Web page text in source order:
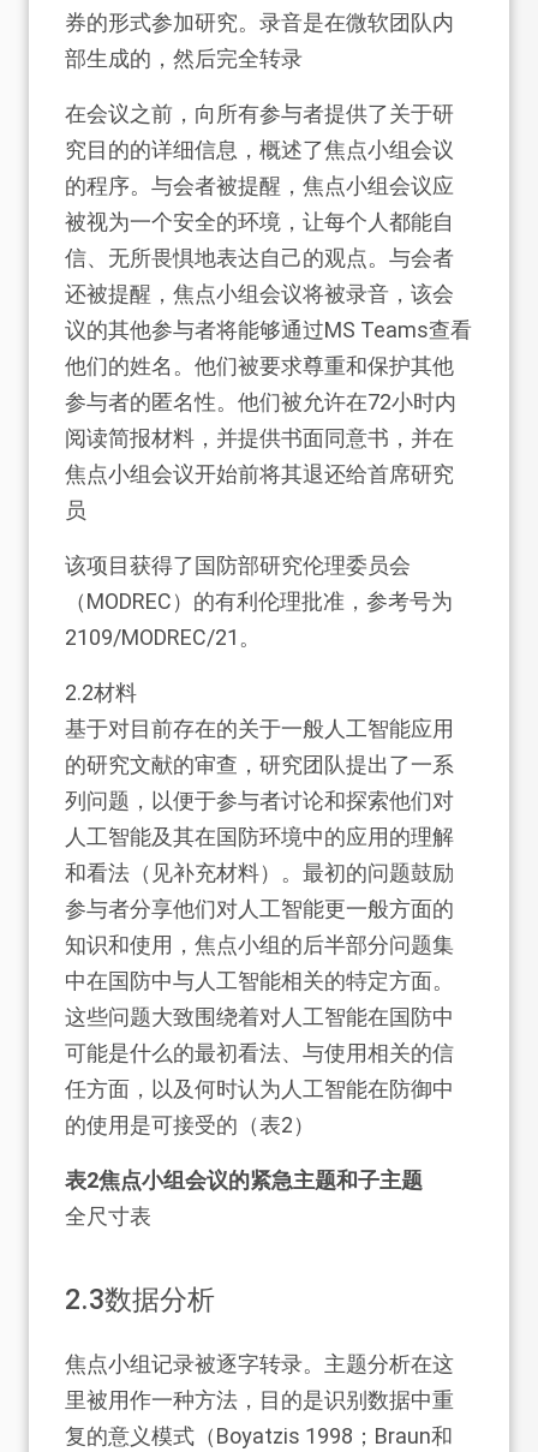
券的形式参加研究。录音是在微软团队内
部生成的，然后完全转录
在会议之前，向所有参与者提供了关于研
究目的的详细信息，概述了焦点小组会议
的程序。与会者被提醒，焦点小组会议应
被视为一个安全的环境，让每个人都能自
信、无所畏惧地表达自己的观点。与会者
还被提醒，焦点小组会议将被录音，该会
议的其他参与者将能够通过MS Teams查看
他们的姓名。他们被要求尊重和保护其他
参与者的匿名性。他们被允许在72小时内
阅读简报材料，并提供书面同意书，并在
焦点小组会议开始前将其退还给首席研究
员
该项目获得了国防部研究伦理委员会
（MODREC）的有利伦理批准，参考号为
2109/MODREC/21。
2.2材料
基于对目前存在的关于一般人工智能应用
的研究文献的审查，研究团队提出了一系
列问题，以便于参与者讨论和探索他们对
人工智能及其在国防环境中的应用的理解
和看法（见补充材料）。最初的问题鼓励
参与者分享他们对人工智能更一般方面的
知识和使用，焦点小组的后半部分问题集
中在国防中与人工智能相关的特定方面。
这些问题大致围绕着对人工智能在国防中
可能是什么的最初看法、与使用相关的信
任方面，以及何时认为人工智能在防御中
的使用是可接受的（表2）
表2焦点小组会议的紧急主题和子主题
全尺寸表
2.3数据分析
焦点小组记录被逐字转录。主题分析在这
里被用作一种方法，目的是识别数据中重
复的意义模式（Boyatzis 1998；Braun和